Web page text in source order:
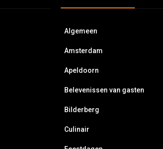
Algemeen
Amsterdam
Apeldoorn
Belevenissen van gasten
Bilderberg
Culinair